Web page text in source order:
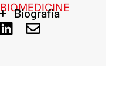
BIOMEDICINE
Biografia